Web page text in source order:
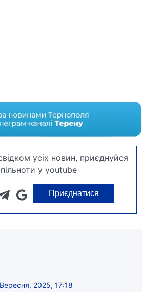
усіх новин, приєднуйся
у youtube
Приєднатися
2025, 17:18